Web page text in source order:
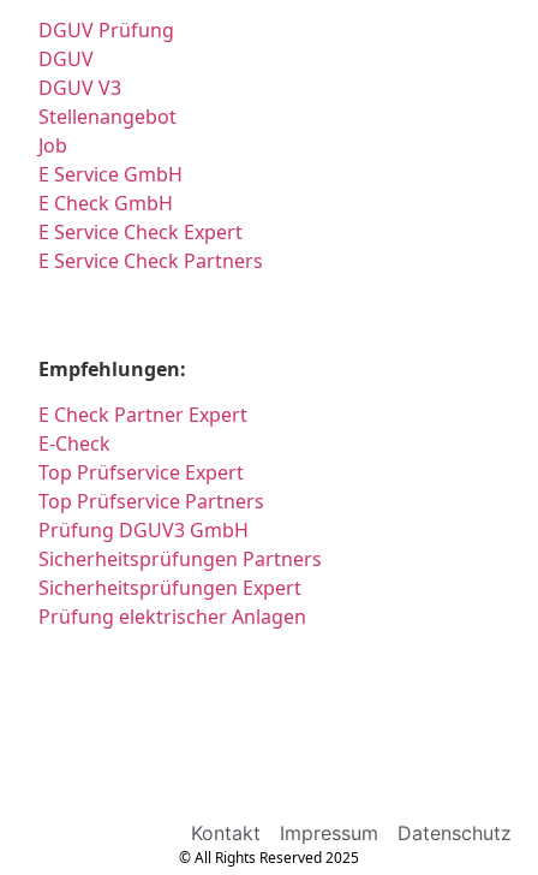
DGUV Prüfung
DGUV
DGUV V3
Stellenangebot
Job
E Service GmbH
E Check GmbH
E Service Check Expert
E Service Check Partners
Empfehlungen:
E Check Partner Expert
E-Check
Top Prüfservice Expert
Top Prüfservice Partners
Prüfung DGUV3 GmbH
Sicherheitsprüfungen Partners
Sicherheitsprüfungen Expert
Prüfung elektrischer Anlagen
Kontakt Impressum Datenschutz
© All Rights Reserved 2025